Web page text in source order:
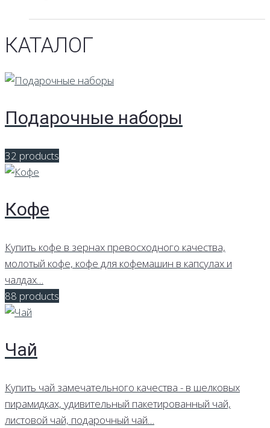
КАТАЛОГ
Подарочные наборы
32 products
Кофе
Купить кофе в зернах превосходного качества,
молотый кофе, кофе для кофемашин в капсулах и
чалдах…
88 products
Чай
Купить чай замечательного качества - в шелковых
пирамидках, удивительный пакетированный чай,
листовой чай, подарочный чай…